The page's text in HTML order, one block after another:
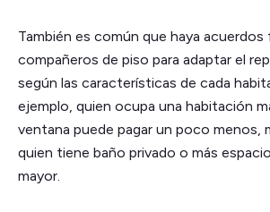
También es común que haya
compañeros de piso para adaptar el
según las características de cada
ejemplo, quien ocupa una habitación
ventana puede pagar un poco menos,
quien tiene baño privado o más
mayor.